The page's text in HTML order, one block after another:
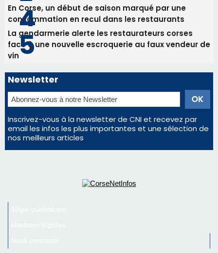
En Corse, un début de saison marqué par une
consommation en recul dans les restaurants
La gendarmerie alerte les restaurateurs corses
face à une nouvelle escroquerie au faux vendeur de
vin
Newsletter
Inscrivez-vous à la newsletter de CNI et recevez par
email les infos les plus importantes et une sélection de
nos meilleurs articles